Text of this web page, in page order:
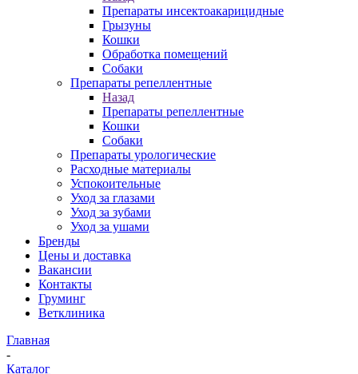
Препараты инсектоакарицидные
Грызуны
Кошки
Обработка помещений
Собаки
Препараты репеллентные
Назад
Препараты репеллентные
Кошки
Собаки
Препараты урологические
Расходные материалы
Успокоительные
Уход за глазами
Уход за зубами
Уход за ушами
Бренды
Цены и доставка
Вакансии
Контакты
Груминг
Ветклиника
Главная
-
Каталог